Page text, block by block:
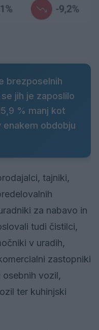
brezposelnih
jih je zaposlilo
% manj kot
enakem obdobju
tajniki,
za nabavo in
tudi čistilci,
v uradih,
zastopniki
vozil,
ter kuhinjski